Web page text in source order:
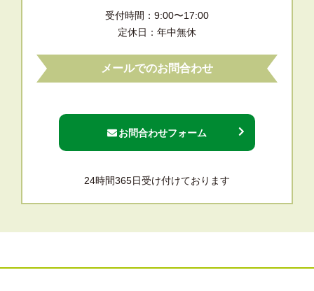
受付時間：9:00〜17:00
定休日：年中無休
メールでのお問合わせ
お問合わせフォーム
24時間365日受け付けております